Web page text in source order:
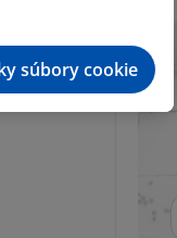
súbory cookie